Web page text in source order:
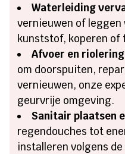
Waterleiding
vernieuwen of
kunststof, koperen of
Afvoer en
om doorspuiten,
vernieuwen, onze
geurvrije omgeving.
Sanitair plaatsen
regendouches tot
installeren volgens